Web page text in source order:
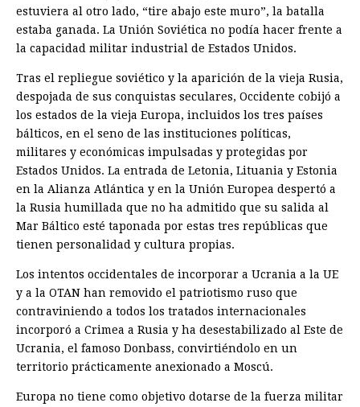
estuviera al otro lado, “tire abajo este muro”, la batalla
estaba ganada. La Unión Soviética no podía hacer frente a
la capacidad militar industrial de Estados Unidos.
Tras el repliegue soviético y la aparición de la vieja Rusia,
despojada de sus conquistas seculares, Occidente cobijó a
los estados de la vieja Europa, incluidos los tres países
bálticos, en el seno de las instituciones políticas,
militares y económicas impulsadas y protegidas por
Estados Unidos. La entrada de Letonia, Lituania y Estonia
en la Alianza Atlántica y en la Unión Europea despertó a
la Rusia humillada que no ha admitido que su salida al
Mar Báltico esté taponada por estas tres repúblicas que
tienen personalidad y cultura propias.
Los intentos occidentales de incorporar a Ucrania a la UE
y a la OTAN han removido el patriotismo ruso que
contraviniendo a todos los tratados internacionales
incorporó a Crimea a Rusia y ha desestabilizado al Este de
Ucrania, el famoso Donbass, convirtiéndolo en un
territorio prácticamente anexionado a Moscú.
Europa no tiene como objetivo dotarse de la fuerza militar